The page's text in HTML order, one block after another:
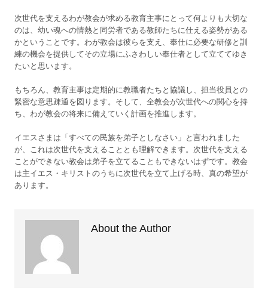
次世代を支えるわが教会が求める教育主事にとって何よりも大切な
のは、幼い魂への情熱と同労者である教師たちに仕える姿勢がある
かということです。わが教会は彼らを支え、奉仕に必要な研修と訓
練の機会を提供してその立場にふさわしい奉仕者として立ててゆき
たいと思います。
もちろん、教育主事は定期的に教職者たちと協議し、担当役員との
緊密な意思疎通を図ります。そして、全教会が次世代への関心を持
ち、わが教会の将来に備えていく計画を推進します。
イエスさまは「すべての民族を弟子としなさい」と言われました
が、これは次世代を支えることとも理解できます。次世代を支える
ことができない教会は弟子を立てることもできないはずです。教会
は主イエス・キリストのうちに次世代を立て上げる時、真の希望が
あります。
About the Author